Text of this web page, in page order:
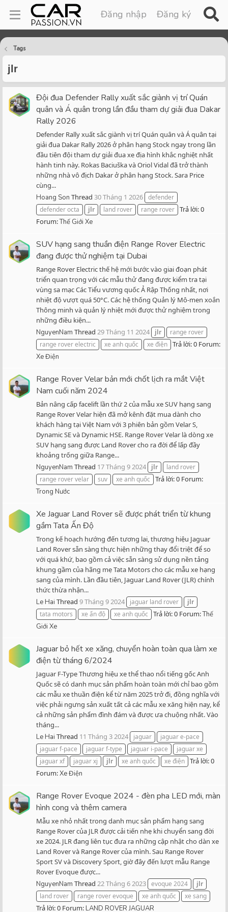
Đăng nhập Đăng ký
Tags
jlr
Đội đua Defender Rally xuất sắc giành vị trí Quán
quân và Á quân trong lần đầu tham dự giải đua Dakar
Rally 2026
Defender Rally xuất sắc giành vị trí Quán quân và Á quân tại
giải đua Dakar Rally 2026 ở phân hạng Stock ngay trong lần
đầu tiên đội tham dự giải đua xe địa hình khắc nghiệt nhất
hành tinh này. Rokas Baciuška và Oriol Vidal đã trở thành
những nhà vô địch Dakar ở phân hạng Stock. Sara Price
cùng...
Hoang Son Thread 30 Tháng 1 2026 defender
defender octa
jlr land rover range rover Trả lời: 0
Forum:Thế Giới Xe
SUV hạng sang thuần điện Range Rover Electric
đang được thử nghiệm tại Dubai
Range Rover Electric thế hệ mới bước vào giai đoạn phát
triển quan trọng với các mẫu thử đang được kiểm tra tại
vùng sa mạc Các Tiểu vương quốc Ả Rập Thống nhất, nơi
nhiệt độ vượt quá 50°C. Các hệ thống Quản lý Mô-men xoắn
Thông minh và quản lý nhiệt mới được thử nghiệm trong
những điều kiện...
NguyenNam Thread 29 Tháng 11 2024 jlr
range rover
range rover electric
xe anh quốc xe điện Trả lời: 0 Forum:
Xe Điện
Range Rover Velar bản mới chốt lịch ra mắt Việt
Nam cuối năm 2024
Bản nâng cấp facelift lần thứ 2 của mẫu xe SUV hạng sang
Range Rover Velar hiện đã mở kênh đặt mua dành cho
khách hàng tại Việt Nam với 3 phiên bản gồm Velar S,
Dynamic SE và Dynamic HSE. Range Rover Velar là dòng xe
SUV hạng sang được Land Rover cho ra đời để lấp đầy
khoảng trống giữa Range...
NguyenNam Thread 17 Tháng 9 2024 jlr
land rover
range rover velar
suv xe anh quốc Trả lời: 0 Forum:
Trong Nước
Xe Jaguar Land Rover sẽ được phát triển từ khung
gầm Tata Ấn Độ
Trong kế hoạch hướng đến tương lai, thương hiệu Jaguar
Land Rover sẵn sàng thực hiện những thay đổi triệt để so
với quá khứ, bao gồm cả việc sẵn sàng sử dụng nền tảng
khung gầm của hãng mẹ Tata Motors cho các mẫu xe hạng
sang của mình. Lần đầu tiên, Jaguar Land Rover (JLR) chính
thức thừa nhận...
Le Hai Thread 9 Tháng 9 2024 jaguar land rover
jlr
tata motors
xe ấn độ xe anh quốc Trả lời: 0 Forum:Thế
Giới Xe
Jaguar bỏ hết xe xăng, chuyển hoàn toàn qua làm xe
điện từ tháng 6/2024
Jaguar F-Type Thương hiệu xe thể thao nổi tiếng gốc Anh
Quốc sẽ có danh mục sản phẩm hoàn toàn mới chỉ bao gồm
các mẫu xe thuần điện kể từ năm 2025 trở đi, đồng nghĩa với
việc phải ngưng sản xuất tất cả các mẫu xe xăng hiện nay, kể
cả những sản phẩm đình đám và được ưa chuộng nhất. Vào
tháng...
Le Hai Thread 11 Tháng 3 2024 jaguar
jaguar e-pace
jaguar f-pace
jaguar f-type jaguar i-pace
jaguar xe
jaguar xf
jaguar xj jlr xe anh quốc xe điện Trả lời: 0
Forum:Xe Điện
Range Rover Evoque 2024 - đèn pha LED mới, màn
hình cong và thêm camera
Mẫu xe nhỏ nhất trong danh mục sản phẩm hạng sang
Range Rover của JLR được cải tiến nhẹ khi chuyển sang đời
xe 2024. JLR đang liên tục đưa ra những cập nhật cho dàn xe
Land Rover và Range Rover của mình. Sau Range Rover
Sport SV và Discovery Sport, giờ đây đến lượt mẫu Range
Rover Evoque được...
NguyenNam Thread 22 Tháng 6 2023 evoque 2024
jlr
land rover
range rover evoque xe anh quốc xe sang
Trả lời: 0 Forum:LAND ROVER JAGUAR